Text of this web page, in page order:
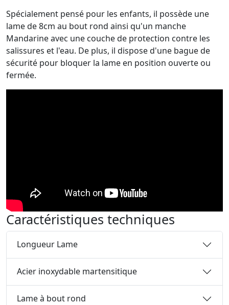
Spécialement pensé pour les enfants, il possède une
lame de 8cm au bout rond ainsi qu'un manche
Mandarine avec une couche de protection contre les
salissures et l'eau. De plus, il dispose d'une bague de
sécurité pour bloquer la lame en position ouverte ou
fermée.
Caractéristiques techniques
Longueur Lame
Acier inoxydable martensitique
Lame à bout rond